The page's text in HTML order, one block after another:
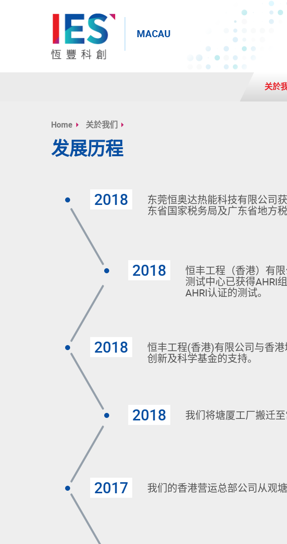
MACAU
关於
Home 关於我们
发展历程
2018
东莞恒奥达热能科技有限公司
东省国家税务局及广东省地方
2018
恒丰工程（香港）有
测试中心已获得AHRI
AHRI认证的测试。
2018
恒丰工程(香港)有限公司与香
创新及科学基金的支持。
2018 我们将塘厦工厂搬迁
2017 我们的香港营运总部公司从观